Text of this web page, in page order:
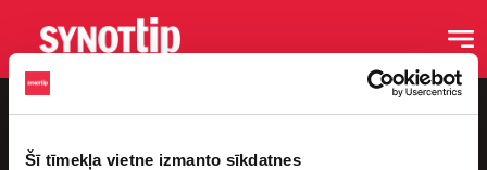
Šī tīmekļa vietne izmanto sīkdatnes